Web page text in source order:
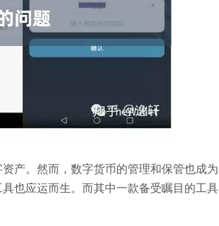
产。然而，数字货币的管理和保管也成为
也应运而生。而其中一款备受瞩目的工具